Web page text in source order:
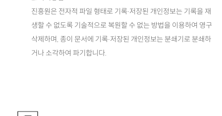
진흥원은 전자적 파일 형태로 기록·저장된 개인정보는 기록을 재
생할 수 없도록 기술적으로 복원할 수 없는 방법을 이용하여 영구
삭제하며, 종이 문서에 기록·저장된 개인정보는 분쇄기로 분쇄하
거나 소각하여 파기합니다.